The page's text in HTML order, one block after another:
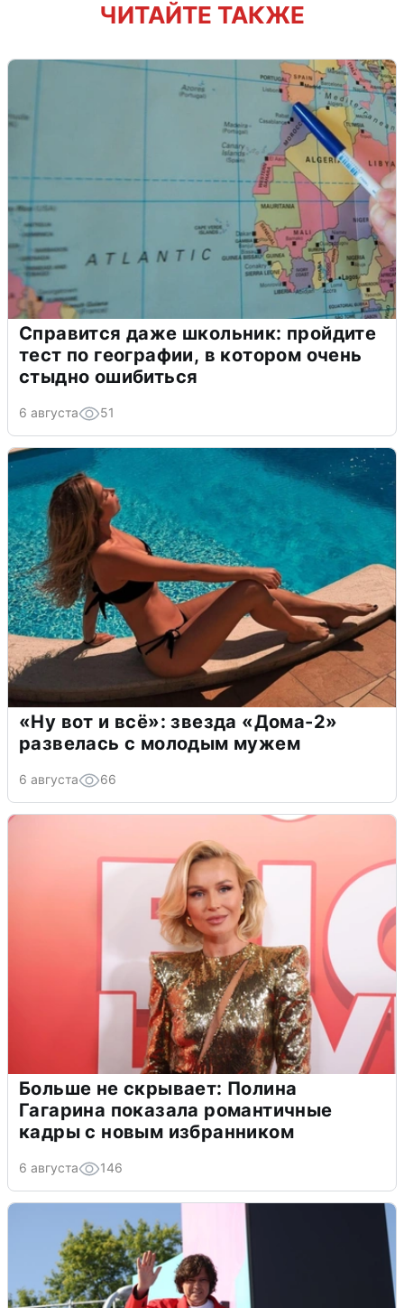
ЧИТАЙТЕ ТАКЖЕ
Справится даже школьник: пройдите
тест по географии, в котором очень
стыдно ошибиться
6 августа 51
«Ну вот и всё»: звезда «Дома-2»
развелась с молодым мужем
6 августа 66
Больше не скрывает: Полина
Гагарина показала романтичные
кадры с новым избранником
6 августа 146